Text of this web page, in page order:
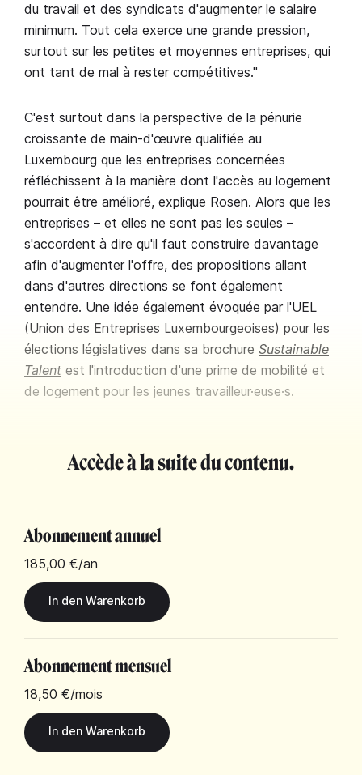
du travail et des syndicats d'augmenter le salaire
minimum. Tout cela exerce une grande pression,
surtout sur les petites et moyennes entreprises, qui
ont tant de mal à rester compétitives."
C'est surtout dans la perspective de la pénurie
croissante de main-d'œuvre qualifiée au
Luxembourg que les entreprises concernées
réfléchissent à la manière dont l'accès au logement
pourrait être amélioré, explique Rosen. Alors que les
entreprises – et elles ne sont pas les seules –
s'accordent à dire qu'il faut construire davantage
afin d'augmenter l'offre, des propositions allant
dans d'autres directions se font également
entendre. Une idée également évoquée par l'UEL
(Union des Entreprises Luxembourgeoises) pour les
élections législatives dans sa brochure Sustainable
Talent est l'introduction d'une prime de mobilité et
de logement pour les jeunes travailleur·euse·s.
Accède à la suite du contenu.
Abonnement annuel
185,00 €/an
Abonnement mensuel
18,50 €/mois